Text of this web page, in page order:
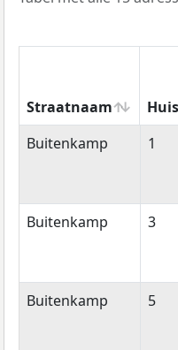
Straatnaam
Straatnaam
Buitenkamp 1
Buitenkamp 3
Buitenkamp 5